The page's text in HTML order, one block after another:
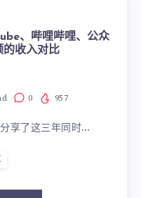
、哔哩哔哩、公众
的收入对比
0 957
享了这三年同时…